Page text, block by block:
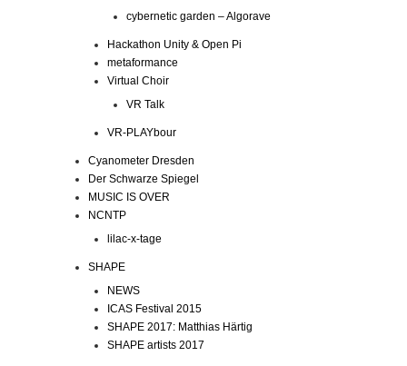
cybernetic garden – Algorave
Hackathon Unity & Open Pi
metaformance
Virtual Choir
VR Talk
VR-PLAYbour
Cyanometer Dresden
Der Schwarze Spiegel
MUSIC IS OVER
NCNTP
lilac-x-tage
SHAPE
NEWS
ICAS Festival 2015
SHAPE 2017: Matthias Härtig
SHAPE artists 2017